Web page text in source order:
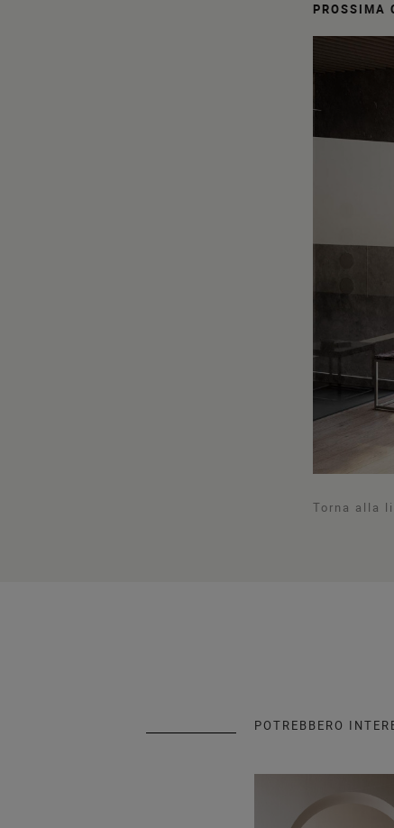
PROSSIMA
Torna alla
POTREBBERO